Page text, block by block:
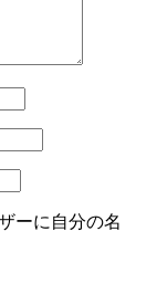
ーに自分の名